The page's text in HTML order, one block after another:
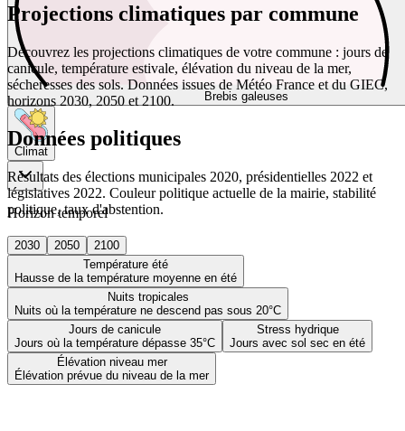
Brebis galeuses
Climat
Horizon temporel
2030 2050
2100
Température été
Hausse de la température moyenne en été
Nuits tropicales
Nuits où la température ne descend pas sous 20°C
Jours de canicule
Jours où la température dépasse 35°C
Stress hydrique
Jours avec sol sec en été
Élévation niveau mer
Élévation prévue du niveau de la mer
Projections climatiques par commune
Découvrez les projections climatiques de votre commune : jours de
canicule, température estivale, élévation du niveau de la mer,
sécheresses des sols. Données issues de Météo France et du GIEC,
horizons 2030, 2050 et 2100.
Données politiques
Résultats des élections municipales 2020, présidentielles 2022 et
législatives 2022. Couleur politique actuelle de la mairie, stabilité
politique, taux d'abstention.